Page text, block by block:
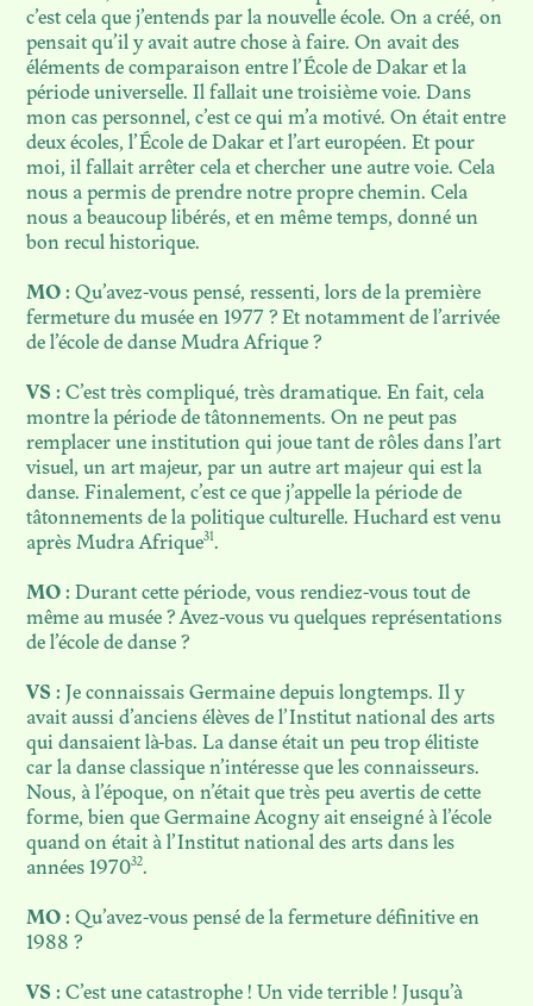
c’est cela que j’entends par la nouvelle école. On a créé, on
pensait qu’il y avait autre chose à faire. On avait des
éléments de comparaison entre l’École de Dakar et la
période universelle. Il fallait une troisième voie. Dans
mon cas personnel, c’est ce qui m’a motivé. On était entre
deux écoles, l’École de Dakar et l’art européen. Et pour
moi, il fallait arrêter cela et chercher une autre voie. Cela
nous a permis de prendre notre propre chemin. Cela
nous a beaucoup libérés, et en même temps, donné un
bon recul historique.
MO : Qu’avez-vous pensé, ressenti, lors de la première
fermeture du musée en 1977 ? Et notamment de l’arrivée
de l’école de danse Mudra Afrique ?
VS : C’est très compliqué, très dramatique. En fait, cela
montre la période de tâtonnements. On ne peut pas
remplacer une institution qui joue tant de rôles dans l’art
visuel, un art majeur, par un autre art majeur qui est la
danse. Finalement, c’est ce que j’appelle la période de
tâtonnements de la politique culturelle. Huchard est venu
après Mudra Afrique31.
MO : Durant cette période, vous rendiez-vous tout de
même au musée ? Avez-vous vu quelques représentations
de l’école de danse ?
VS : Je connaissais Germaine depuis longtemps. Il y
avait aussi d’anciens élèves de l’Institut national des arts
qui dansaient là-bas. La danse était un peu trop élitiste
car la danse classique n’intéresse que les connaisseurs.
Nous, à l’époque, on n’était que très peu avertis de cette
forme, bien que Germaine Acogny ait enseigné à l’école
quand on était à l’Institut national des arts dans les
années 197032.
MO : Qu’avez-vous pensé de la fermeture définitive en
1988 ?
VS : C’est une catastrophe ! Un vide terrible ! Jusqu’à